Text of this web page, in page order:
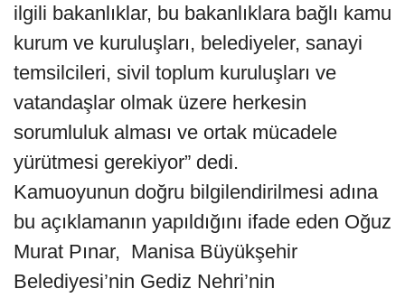
ilgili bakanlıklar, bu bakanlıklara bağlı kamu
kurum ve kuruluşları, belediyeler, sanayi
temsilcileri, sivil toplum kuruluşları ve
vatandaşlar olmak üzere herkesin
sorumluluk alması ve ortak mücadele
yürütmesi gerekiyor” dedi.
Kamuoyunun doğru bilgilendirilmesi adına
bu açıklamanın yapıldığını ifade eden Oğuz
Murat Pınar, Manisa Büyükşehir
Belediyesi’nin Gediz Nehri’nin